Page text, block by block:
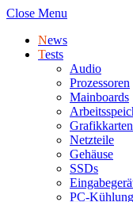
Close Menu
News
Tests
Audio
Prozessoren
Mainboards
Grafikkarten
Netzteile
Gehäuse
SSDs
PC-Kühlung